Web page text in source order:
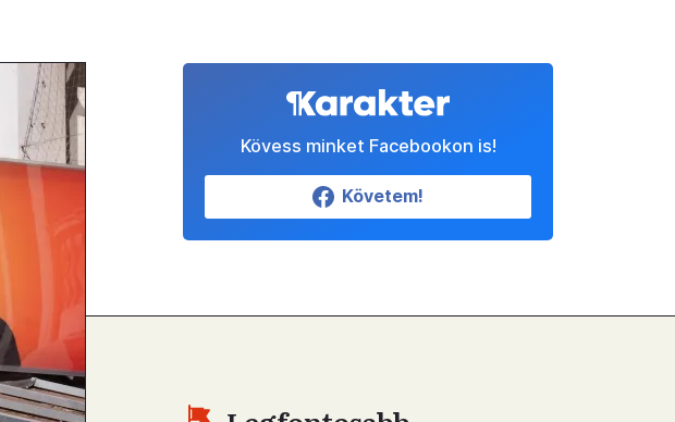
Kövess minket Facebookon is!
Követem!